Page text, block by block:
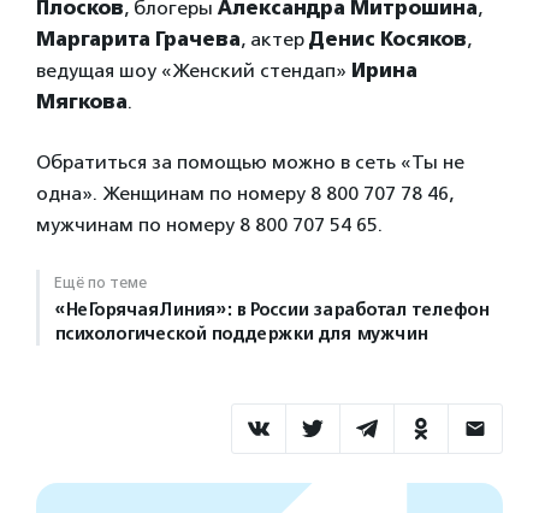
Плосков, блогеры Александра Митрошина,
Маргарита Грачева, актер Денис Косяков,
ведущая шоу «Женский стендап» Ирина
Мягкова.
Обратиться за помощью можно в сеть «Ты не
одна». Женщинам по номеру 8 800 707 78 46,
мужчинам по номеру 8 800 707 54 65.
Ещё по теме
«НеГорячаяЛиния»: в России заработал телефон
психологической поддержки для мужчин